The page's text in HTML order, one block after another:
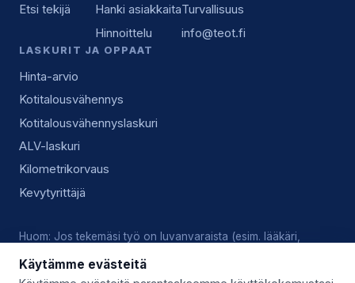
Etsi tekijä
Hanki asiakkaita
Hinnoittelu
Turvallisuus
info@teot.fi
LASKURIT JA OPPAAT
Hinta-arvio
Kotitalousvähennys
Kotitalousvähennyslaskuri
ALV-laskuri
Kilometrikorvaus
Kevytyrittäjä
Huom: Jos tekemäsi työ on luvanvaraista (esim. lääkäri,
olevista luvista, pätevyyksistä ja alan käytännöistä.
Käytämme evästeitä